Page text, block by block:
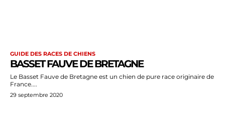
GUIDE DES RACES DE CHIENS
BASSET FAUVE DE BRETAGNE
Le Basset Fauve de Bretagne est un chien de pure race originaire de
France....
29 septembre 2020